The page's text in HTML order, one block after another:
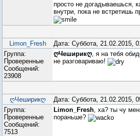
просто не догадываешься,
внутри, пока не встретишь
Limon_Fresh Дата: Суббота, 21.02.2015,
Группа:
Проверенные
Сообщений:
23908
ღЧеширикღ, я на тебя
не разговариваю!
ღЧеширикღ Дата: Суббота, 21.02.2015,
Группа:
Проверенные
Сообщений:
7513
Limon_Fresh, ха? ты чу
пораньше?